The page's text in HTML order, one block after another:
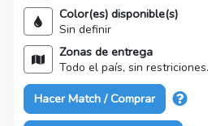
Color(es) disponible(s)
Sin definir
Zonas de entrega
Todo el país, sin restriciones.
Hacer Match / Comprar